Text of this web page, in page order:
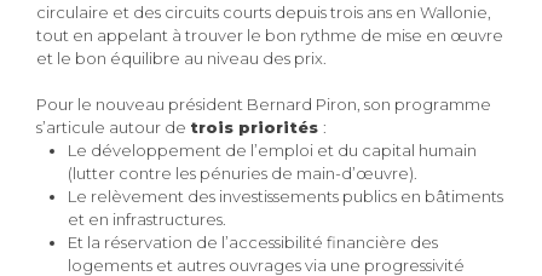
circulaire et des circuits courts depuis trois ans en Wallonie,
tout en appelant à trouver le bon rythme de mise en œuvre
et le bon équilibre au niveau des prix.
Pour le nouveau président Bernard Piron, son programme
s’articule autour de trois priorités :
Le développement de l’emploi et du capital humain
(lutter contre les pénuries de main-d’œuvre).
Le relèvement des investissements publics en bâtiments
et en infrastructures.
Et la réservation de l’accessibilité financière des
logements et autres ouvrages via une progressivité